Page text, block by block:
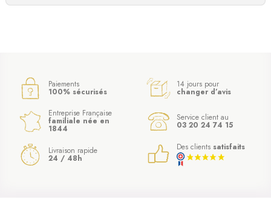
Paiements
100% sécurisés
14 jours pour
changer d’avis
Entreprise Française
familiale née en
1844
Service client au
03 20 24 74 15
Livraison rapide
24 / 48h
Des clients satisfaits